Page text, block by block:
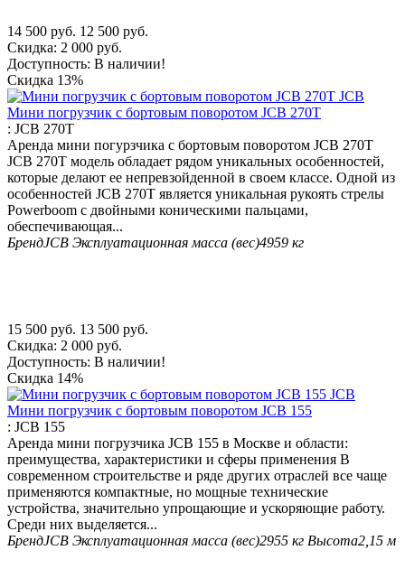
14 500 руб. 12 500 руб.
Скидка: 2 000 руб.
Доступность: В наличии!
Скидка 13%
Мини погрузчик с бортовым поворотом JCB 270T
: JCB 270T
Аренда мини погурзчика с бортовым поворотом JCB 270T
JCB 270T модель обладает рядом уникальных особенностей,
которые делают ее непревзойденной в своем классе. Одной из
особенностей JCB 270T является уникальная рукоять стрелы
Powerboom с двойными коническими пальцами,
обеспечивающая...
БрендJCB Эксплуатационная масса (вес)4959 кг
15 500 руб. 13 500 руб.
Скидка: 2 000 руб.
Доступность: В наличии!
Скидка 14%
Мини погрузчик с бортовым поворотом JCB 155
: JCB 155
Аренда мини погрузчика JCB 155 в Москве и области:
преимущества, характеристики и сферы применения В
современном строительстве и ряде других отраслей все чаще
применяются компактные, но мощные технические
устройства, значительно упрощающие и ускоряющие работу.
Среди них выделяется...
БрендJCB Эксплуатационная масса (вес)2955 кг Высота2,15 м